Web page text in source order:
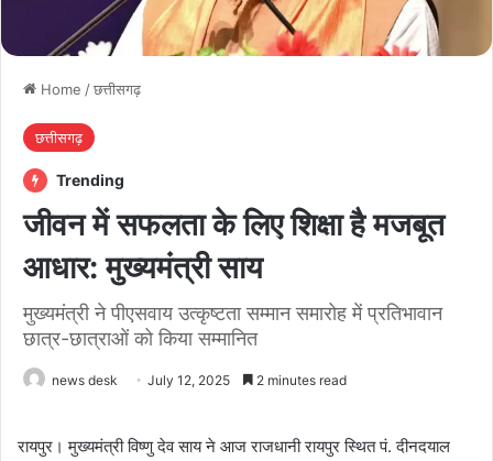
Home /छत्तीसगढ़
छत्तीसगढ़
Trending
जीवन में सफलता के लिए शिक्षा है मजबूत
आधार: मुख्यमंत्री साय
मुख्यमंत्री ने पीएसवाय उत्कृष्टता सम्मान समारोह में प्रतिभावान
छात्र-छात्राओं को किया सम्मानित
news desk July 12, 2025 2 minutes read
रायपुर। मुख्यमंत्री विष्णु देव साय ने आज राजधानी रायपुर स्थित पं. दीनदयाल